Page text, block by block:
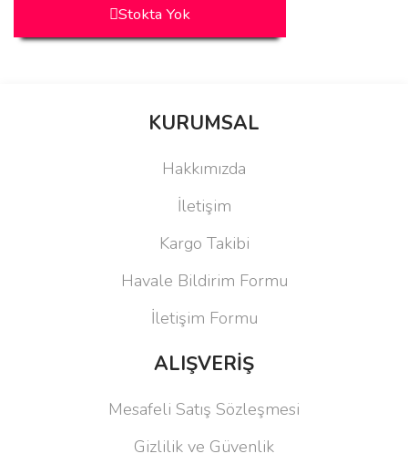
Stokta Yok
KURUMSAL
Hakkımızda
İletişim
Kargo Takibi
Havale Bildirim Formu
İletişim Formu
ALIŞVERİŞ
Mesafeli Satış Sözleşmesi
Gizlilik ve Güvenlik